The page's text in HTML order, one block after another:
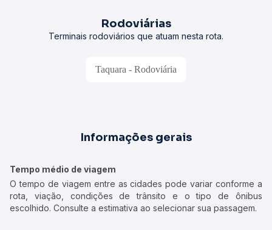
Rodoviárias
Terminais rodoviários que atuam nesta rota.
Taquara - Rodoviária
Informações gerais
Tempo médio de viagem
O tempo de viagem entre as cidades pode variar conforme a
rota, viação, condições de trânsito e o tipo de ônibus
escolhido. Consulte a estimativa ao selecionar sua passagem.